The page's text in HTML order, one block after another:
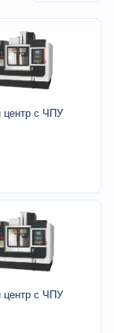
центр с ЧПУ
центр с ЧПУ